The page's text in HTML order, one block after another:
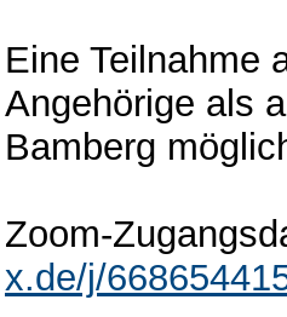
Eine Teilnahme
Angehörige als
Bamberg
Zoom-
x.de/j/